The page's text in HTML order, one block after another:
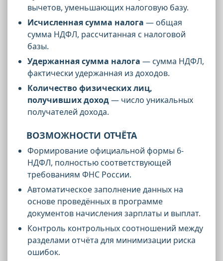
вычетов, уменьшающих налоговую базу.
Исчисленная сумма налога — общая
сумма НДФЛ, рассчитанная с налоговой
базы.
Удержанная сумма налога — сумма НДФЛ,
фактически удержанная из доходов.
Количество физических лиц,
получивших доход— число уникальных
получателей дохода.
ВОЗМОЖНОСТИ ОТЧЁТА
Формирование официальной формы 6-
НДФЛ, полностью соответствующей
требованиям ФНС России.
Автоматическое заполнение данных на
основе проведённых в программе
документов начисления зарплаты и выплат.
Контроль контрольных соотношений между
разделами отчёта для минимизации риска
ошибок.